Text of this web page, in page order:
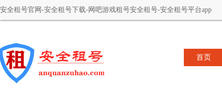
安全租号官网-安全租号下载-网吧游戏租号安全租号-安全租号平台app
首页